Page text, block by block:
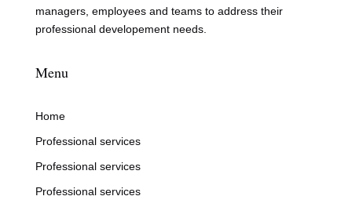
managers, employees and teams to address their
professional developement needs.
Menu
Home
Professional services
Professional services
Professional services